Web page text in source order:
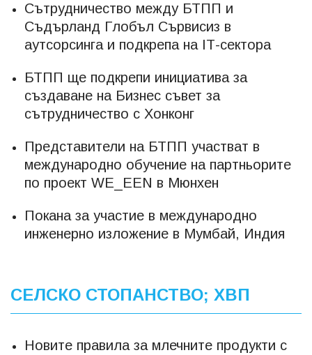
Сътрудничество между БТПП и
Съдърланд Глобъл Сървисиз в
аутсорсинга и подкрепа на ІТ-сектора
БТПП ще подкрепи инициатива за
създаване на Бизнес съвет за
сътрудничество с Хонконг
Представители на БТПП участват в
международно обучение на партньорите
по проект WE_EEN в Мюнхен
Покана за участие в международно
инженерно изложение в Мумбай, Индия
СЕЛСКО СТОПАНСТВО; ХВП
Новите правила за млечните продукти с